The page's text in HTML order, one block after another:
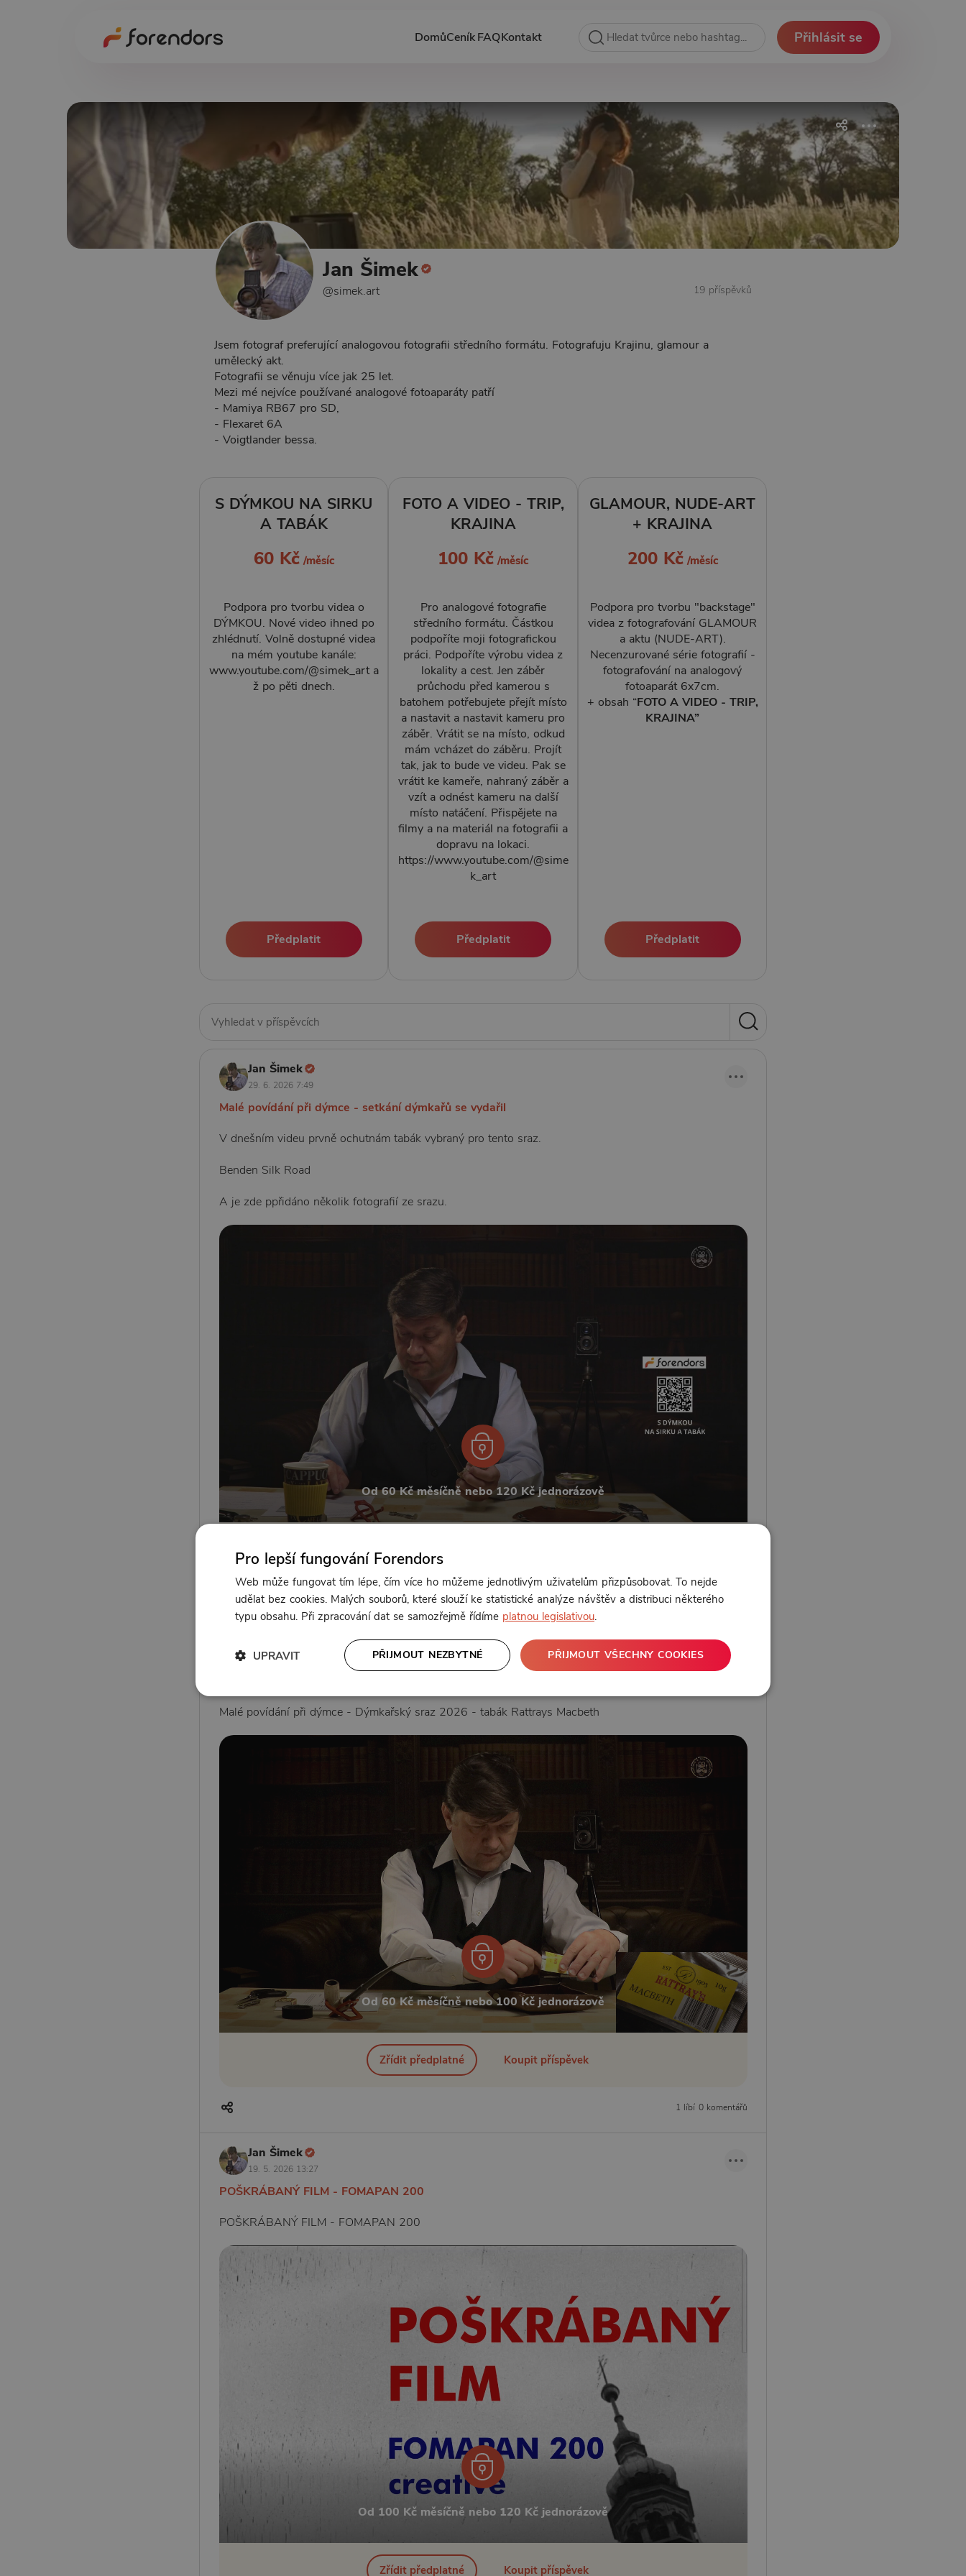
DomůCeníkFAQKontakt Přihlásit se
Jan Šimek
@simek.art 19 příspěvků
Jsem fotograf preferující analogovou fotografii středního formátu. Fotografuju Krajinu, glamour a
umělecký akt.
Fotografii se věnuju více jak 25 let.
Mezi mé nejvíce používané analogové fotoaparáty patří
- Mamiya RB67 pro SD,
- Flexaret 6A
- Voigtlander bessa.
S DÝMKOU NA SIRKU
A TABÁK
60 Kč /měsíc
Podpora pro tvorbu videa o
DÝMKOU. Nové video ihned po
zhlédnutí. Volně dostupné videa
na mém youtube kanále:
www.youtube.com/@simek_art a
ž po pěti dnech.
Předplatit
FOTO A VIDEO - TRIP,
KRAJINA
100 Kč /měsíc
Pro analogové fotografie
středního formátu. Částkou
podpoříte moji fotografickou
práci. Podpoříte výrobu videa z
lokality a cest. Jen záběr
průchodu před kamerou s
batohem potřebujete přejít místo
a nastavit a nastavit kameru pro
záběr. Vrátit se na místo, odkud
mám vcházet do záběru. Projít
tak, jak to bude ve videu. Pak se
vrátit ke kameře, nahraný záběr a
vzít a odnést kameru na další
místo natáčení. Přispějete na
filmy a na materiál na fotografii a
dopravu na lokaci.
https://www.youtube.com/@sime
k_art
Předplatit
GLAMOUR, NUDE-ART
+ KRAJINA
200 Kč /měsíc
Podpora pro tvorbu "backstage"
videa z fotografování GLAMOUR
a aktu (NUDE-ART).
Necenzurované série fotografií -
fotografování na analogový
fotoaparát 6x7cm.
+ obsah “FOTO A VIDEO - TRIP,
KRAJINA”
Předplatit
Jan Šimek
29. 6. 2026 7:49
Malé povídání při dýmce - setkání dýmkařů se vydařil
V dnešním videu prvně ochutnám tabák vybraný pro tento sraz.
Benden Silk Road
A je zde ppřidáno několik fotografií ze srazu.
Od 60 Kč měsíčně nebo 120 Kč jednorázově
Zřídit předplatné
1 líbí 0 komentářů
28. 5. 2026 6:10
Malé povídání při dýmce - Dýmkařský sraz 2026 - tabák Rattrays Macbeth
Od 60 Kč měsíčně nebo 100 Kč jednorázově
Zřídit předplatné Koupit příspěvek
1 líbí 0 komentářů
Jan Šimek
19. 5. 2026 13:27
POŠKRÁBANÝ FILM - FOMAPAN 200
POŠKRÁBANÝ FILM - FOMAPAN 200
Od 100 Kč měsíčně nebo 120 Kč jednorázově
Zřídit předplatné Koupit příspěvek
Pro lepší fungování Forendors
Web může fungovat tím lépe, čím více ho můžeme jednotlivým uživatelům přizpůsobovat. To nejde
udělat bez cookies. Malých souborů, které slouží ke statistické analýze návštěv a distribuci některého
typu obsahu. Při zpracování dat se samozřejmě řídíme platnou legislativou.
PŘIJMOUT VŠECHNY COOKIES
PŘIJMOUT NEZBYTNÉ
UPRAVIT